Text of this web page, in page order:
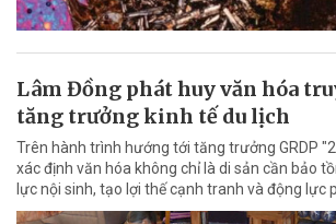
Lâm Đồng phát huy văn hóa
tăng trưởng kinh tế du lịch
Trên hành trình hướng tới tăng trưởng GRDP
xác định văn hóa không chỉ là di sản cần bảo
lực nội sinh, tạo lợi thế cạnh tranh và động lực